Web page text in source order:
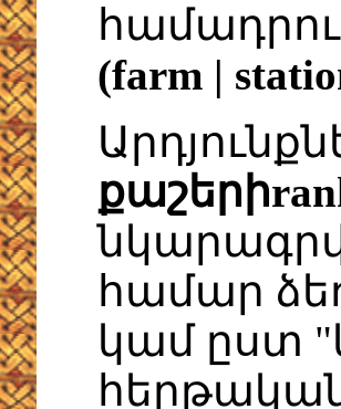
(farm |
համար
կամ ըստ